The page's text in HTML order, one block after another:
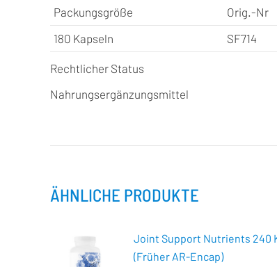
Packungsgröße
Orig.-Nr
180 Kapseln
SF714
Rechtlicher Status
Nahrungsergänzungsmittel
ÄHNLICHE PRODUKTE
Joint Support Nutrients 240
(Früher AR-Encap)